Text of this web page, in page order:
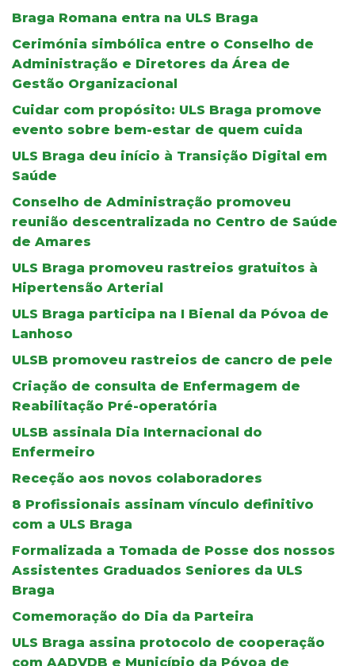
Braga Romana entra na ULS Braga
Cerimónia simbólica entre o Conselho de
Administração e Diretores da Área de
Gestão Organizacional
Cuidar com propósito: ULS Braga promove
evento sobre bem-estar de quem cuida
ULS Braga deu início à Transição Digital em
Saúde
Conselho de Administração promoveu
reunião descentralizada no Centro de Saúde
de Amares
ULS Braga promoveu rastreios gratuitos à
Hipertensão Arterial
ULS Braga participa na I Bienal da Póvoa de
Lanhoso
ULSB promoveu rastreios de cancro de pele
Criação de consulta de Enfermagem de
Reabilitação Pré-operatória
ULSB assinala Dia Internacional do
Enfermeiro
Receção aos novos colaboradores
8 Profissionais assinam vínculo definitivo
com a ULS Braga
Formalizada a Tomada de Posse dos nossos
Assistentes Graduados Seniores da ULS
Braga
Comemoração do Dia da Parteira
ULS Braga assina protocolo de cooperação
com AADVDB e Município da Póvoa de